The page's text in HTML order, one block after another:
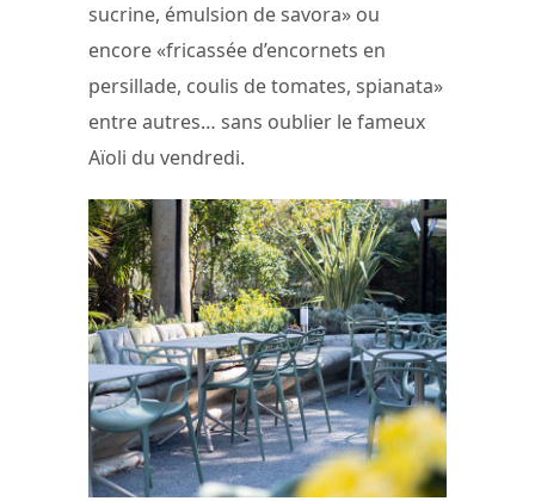
sucrine, émulsion de savora» ou
encore «fricassée d’encornets en
persillade, coulis de tomates, spianata»
entre autres… sans oublier le fameux
Aïoli du vendredi.